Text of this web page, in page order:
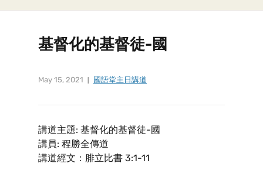
基督化的基督徒-國
May 15, 2021 國語堂主日講道
講道主題: 基督化的基督徒-國
講員: 程勝全傳道
講道經文：腓立比書 3:1-11